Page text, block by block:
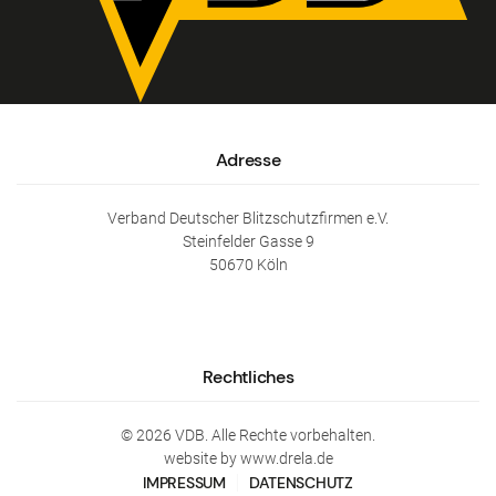
Adresse
Verband Deutscher Blitzschutzfirmen e.V.
Steinfelder Gasse 9
50670 Köln
Rechtliches
©2026 VDB. Alle Rechte vorbehalten.
website by www.drela.de
IMPRESSUM DATENSCHUTZ